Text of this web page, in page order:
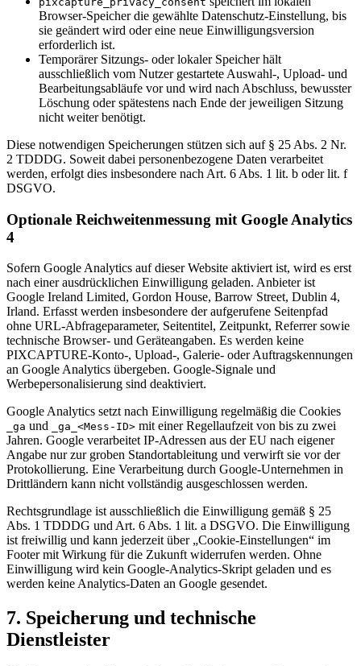
Browser-Speicher die gewählte Datenschutz-Einstellung, bis
sie geändert wird oder eine neue Einwilligungsversion
erforderlich ist.
Temporärer Sitzungs- oder lokaler Speicher hält
ausschließlich vom Nutzer gestartete Auswahl-, Upload- und
Bearbeitungsabläufe vor und wird nach Abschluss, bewusster
Löschung oder spätestens nach Ende der jeweiligen Sitzung
nicht weiter benötigt.
Diese notwendigen Speicherungen stützen sich auf § 25 Abs. 2 Nr.
2 TDDDG. Soweit dabei personenbezogene Daten verarbeitet
werden, erfolgt dies insbesondere nach Art. 6 Abs. 1 lit. b oder lit. f
DSGVO.
Optionale Reichweitenmessung mit Google Analytics
4
Sofern Google Analytics auf dieser Website aktiviert ist, wird es erst
nach einer ausdrücklichen Einwilligung geladen. Anbieter ist
Google Ireland Limited, Gordon House, Barrow Street, Dublin 4,
Irland. Erfasst werden insbesondere der aufgerufene Seitenpfad
ohne URL-Abfrageparameter, Seitentitel, Zeitpunkt, Referrer sowie
technische Browser- und Geräteangaben. Es werden keine
PIXCAPTURE-Konto-, Upload-, Galerie- oder Auftragskennungen
an Google Analytics übergeben. Google-Signale und
Werbepersonalisierung sind deaktiviert.
Google Analytics setzt nach Einwilligung regelmäßig die Cookies
_ga und _ga_<Mess-ID> mit einer Regellaufzeit von bis zu zwei
Jahren. Google verarbeitet IP-Adressen aus der EU nach eigener
Angabe nur zur groben Standortableitung und verwirft sie vor der
Protokollierung. Eine Verarbeitung durch Google-Unternehmen in
Drittländern kann nicht vollständig ausgeschlossen werden.
Rechtsgrundlage ist ausschließlich die Einwilligung gemäß § 25
Abs. 1 TDDDG und Art. 6 Abs. 1 lit. a DSGVO. Die Einwilligung
ist freiwillig und kann jederzeit über „Cookie-Einstellungen“ im
Footer mit Wirkung für die Zukunft widerrufen werden. Ohne
Einwilligung wird kein Google-Analytics-Skript geladen und es
werden keine Analytics-Daten an Google gesendet.
7. Speicherung und technische
Dienstleister